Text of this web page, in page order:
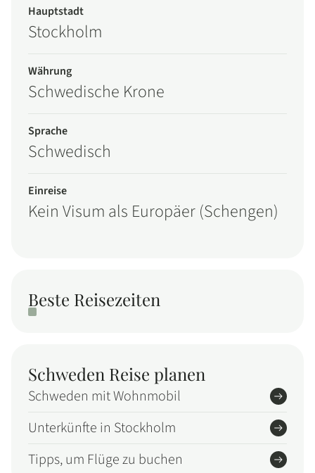
Hauptstadt
Stockholm
Währung
Schwedische Krone
Sprache
Schwedisch
Einreise
Kein Visum als Europäer (Schengen)
Beste Reisezeiten
Schweden Reise planen
Schweden mit Wohnmobil
Unterkünfte in Stockholm
Tipps, um Flüge zu buchen